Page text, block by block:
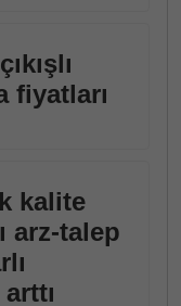
fiyatları
kalite
arz-talep